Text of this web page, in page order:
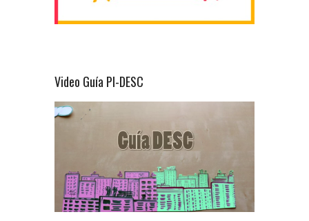
Video Guía PI-DESC